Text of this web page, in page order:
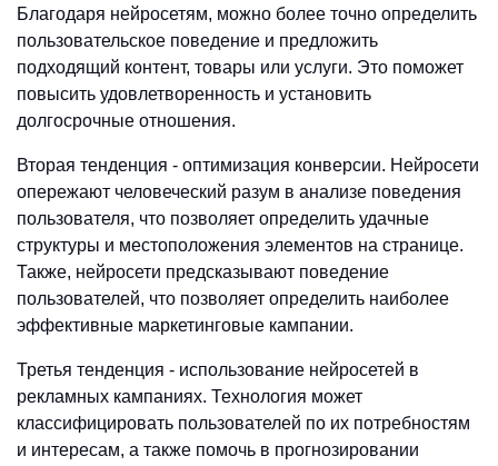
Благодаря нейросетям, можно более точно определить
пользовательское поведение и предложить
подходящий контент, товары или услуги. Это поможет
повысить удовлетворенность и установить
долгосрочные отношения.
Вторая тенденция - оптимизация конверсии. Нейросети
опережают человеческий разум в анализе поведения
пользователя, что позволяет определить удачные
структуры и местоположения элементов на странице.
Также, нейросети предсказывают поведение
пользователей, что позволяет определить наиболее
эффективные маркетинговые кампании.
Третья тенденция - использование нейросетей в
рекламных кампаниях. Технология может
классифицировать пользователей по их потребностям
и интересам, а также помочь в прогнозировании